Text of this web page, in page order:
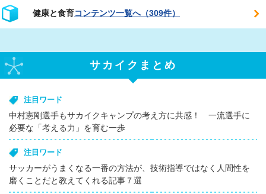
健康と食育コンテンツ一覧へ（309件）
サカイクまとめ
注目ワード
中村憲剛選手もサカイクキャンプの考え方に共感！ 一流選手に
必要な「考える力」を育む一歩
注目ワード
サッカーがうまくなる一番の方法が、技術指導ではなく人間性を
磨くことだと教えてくれる記事７選